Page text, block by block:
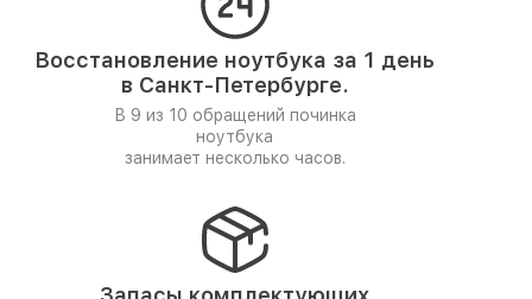
Восстановление ноутбука за 1 день
в Санкт-Петербурге.
В 9 из 10 обращений починка
ноутбука
занимает несколько часов.